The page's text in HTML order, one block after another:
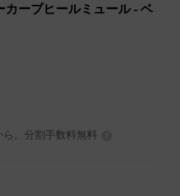
カーブヒールミュール- ベ
。分割手数料無料